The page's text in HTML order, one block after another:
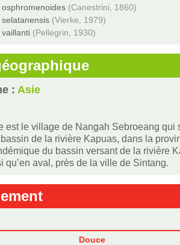
(Canestrini, 1860)
(Vierke, 1979)
(Pellegrin, 1930)
: Asie
est le village de Nangah Sebroeang
de la rivière Kapuas, dans la
du bassin versant de la rivière
qu’en aval, près de la ville de Sintang.
Douce